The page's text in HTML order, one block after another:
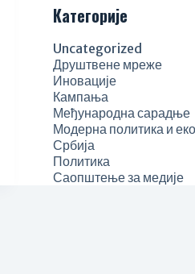
Категорије
Uncategorized
Друштвене мреже
Иновације
Кампања
Међународна сарадње
Модерна политика и
Србија
Политика
Саопштење за медије